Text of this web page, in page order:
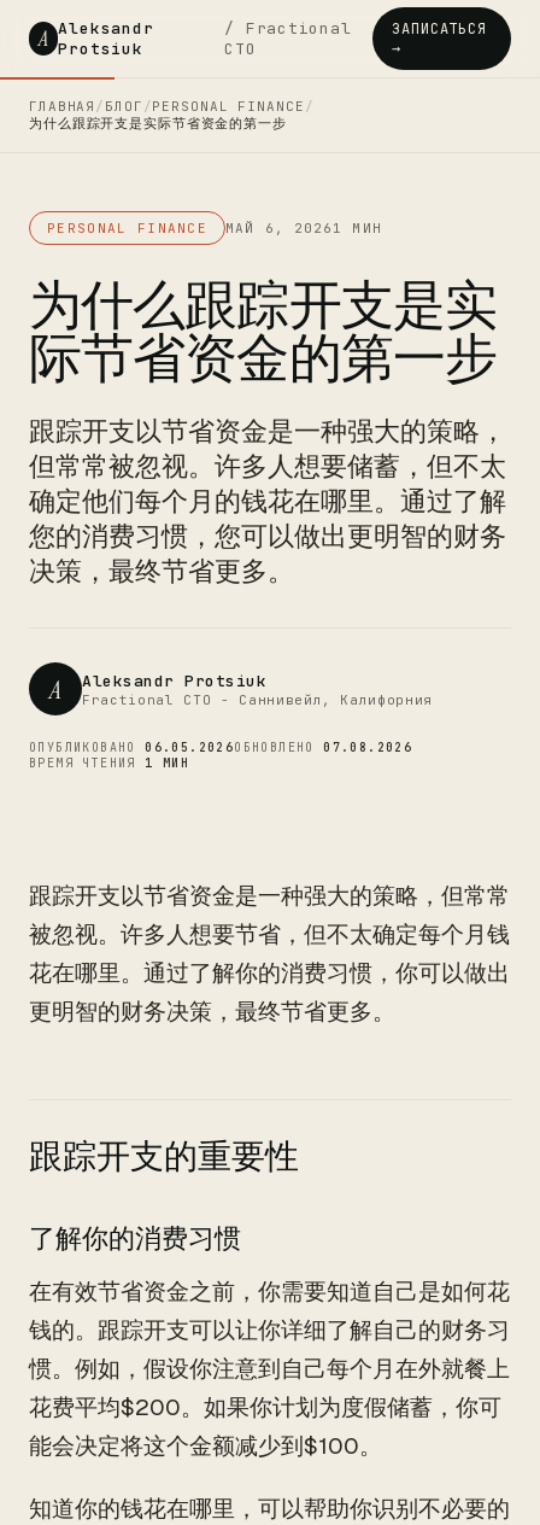
A Aleksandr
Protsiuk
/ Fractional
CTO
ЗАПИСАТЬСЯ
→
ГЛАВНАЯ / БЛОГ /PERSONAL FINANCE /
为什么跟踪开支是实际节省资金的第一步
PERSONAL FINANCE МАЙ 6, 2026 1 МИН
为什么跟踪开支是实
际节省资金的第一步
跟踪开支以节省资金是一种强大的策略，
但常常被忽视。许多人想要储蓄，但不太
确定他们每个月的钱花在哪里。通过了解
您的消费习惯，您可以做出更明智的财务
决策，最终节省更多。
A Aleksandr Protsiuk
Fractional CTO - Саннивейл, Калифорния
ОПУБЛИКОВАНО06.05.2026ОБНОВЛЕНО07.08.2026
ВРЕМЯ ЧТЕНИЯ 1 МИН
跟踪开支以节省资金是一种强大的策略，但常常
被忽视。许多人想要节省，但不太确定每个月钱
花在哪里。通过了解你的消费习惯，你可以做出
更明智的财务决策，最终节省更多。
跟踪开支的重要性
了解你的消费习惯
在有效节省资金之前，你需要知道自己是如何花
钱的。跟踪开支可以让你详细了解自己的财务习
惯。例如，假设你注意到自己每个月在外就餐上
花费平均$200。如果你计划为度假储蓄，你可
能会决定将这个金额减少到$100。
知道你的钱花在哪里，可以帮助你识别不必要的